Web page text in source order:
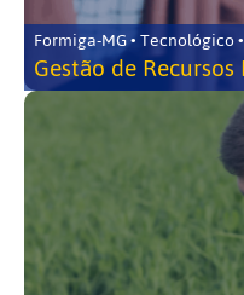
Formiga-MG • Tecnológico
Gestão de